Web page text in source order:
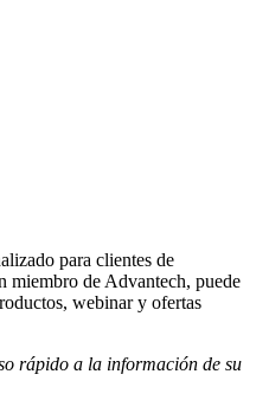
para clientes de
miembro de Advantech, puede
webinar y ofertas
rápido a la información de su